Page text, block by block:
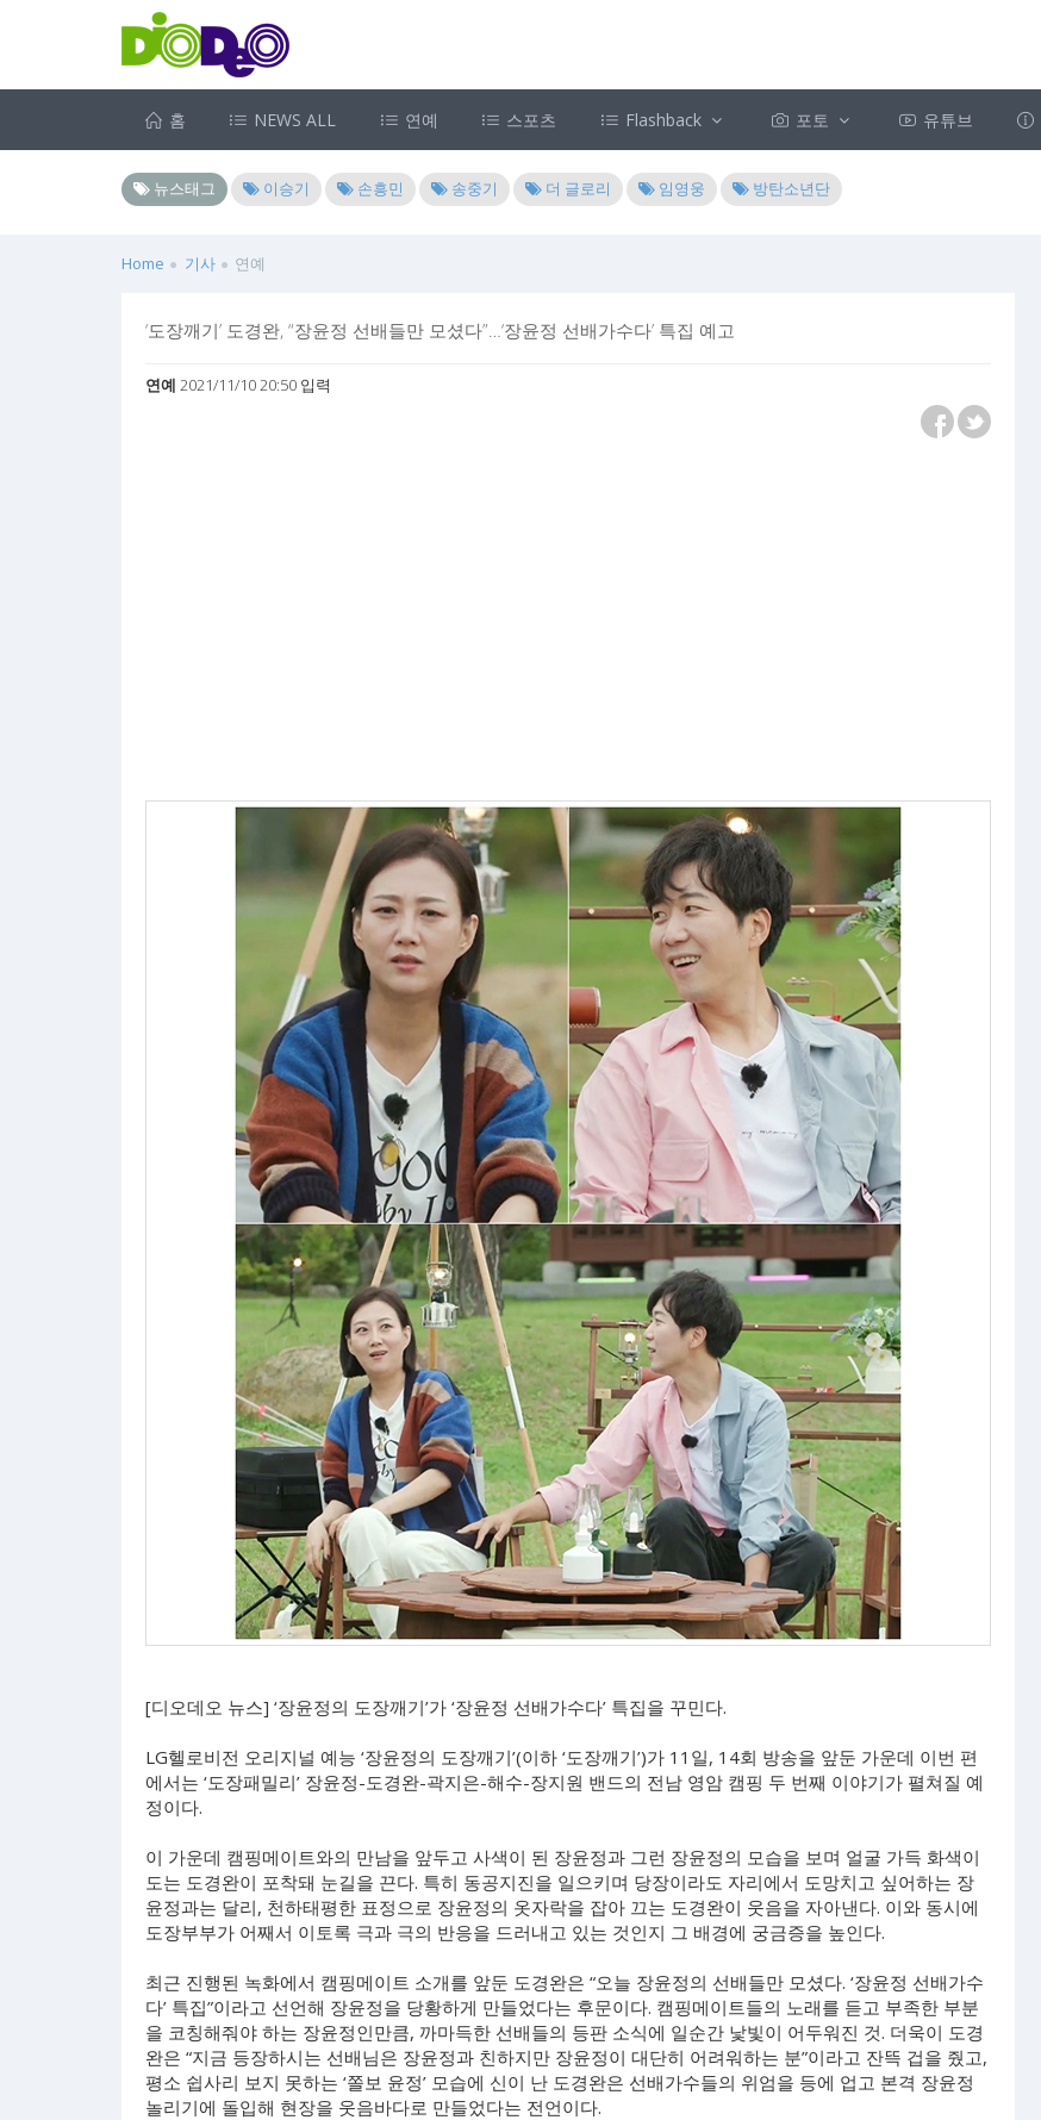
홈 NEWS ALL 연예 스포츠 Flashback 포토 유튜브
뉴스태그 이승기 손흥민 송중기 더 글로리 임영웅 방탄소년단
Home 기사 연예
‘도장깨기’ 도경완, “장윤정 선배들만 모셨다”…‘장윤정 선배가수다’ 특집 예고
연예 2021/11/10 20:50 입력
[디오데오 뉴스] ‘장윤정의 도장깨기’가 ‘장윤정 선배가수다’ 특집을 꾸민다.
LG헬로비전 오리지널 예능 ‘장윤정의 도장깨기’(이하 ‘도장깨기’)가 11일, 14회 방송을 앞둔 가운데 이번 편
에서는 ‘도장패밀리’ 장윤정-도경완-곽지은-해수-장지원 밴드의 전남 영암 캠핑 두 번째 이야기가 펼쳐질 예
정이다.
이 가운데 캠핑메이트와의 만남을 앞두고 사색이 된 장윤정과 그런 장윤정의 모습을 보며 얼굴 가득 화색이
도는 도경완이 포착돼 눈길을 끈다. 특히 동공지진을 일으키며 당장이라도 자리에서 도망치고 싶어하는 장
윤정과는 달리, 천하태평한 표정으로 장윤정의 옷자락을 잡아 끄는 도경완이 웃음을 자아낸다. 이와 동시에
도장부부가 어째서 이토록 극과 극의 반응을 드러내고 있는 것인지 그 배경에 궁금증을 높인다.
최근 진행된 녹화에서 캠핑메이트 소개를 앞둔 도경완은 “오늘 장윤정의 선배들만 모셨다. ‘장윤정 선배가수
다’ 특집”이라고 선언해 장윤정을 당황하게 만들었다는 후문이다. 캠핑메이트들의 노래를 듣고 부족한 부분
을 코칭해줘야 하는 장윤정인만큼, 까마득한 선배들의 등판 소식에 일순간 낯빛이 어두워진 것. 더욱이 도경
완은 “지금 등장하시는 선배님은 장윤정과 친하지만 장윤정이 대단히 어려워하는 분”이라고 잔뜩 겁을 줬고,
평소 쉽사리 보지 못하는 ‘쫄보 윤정’ 모습에 신이 난 도경완은 선배가수들의 위엄을 등에 업고 본격 장윤정
놀리기에 돌입해 현장을 웃음바다로 만들었다는 전언이다.